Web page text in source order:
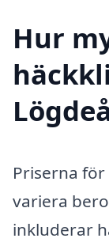
Hur
Priserna
variera
inkluderar